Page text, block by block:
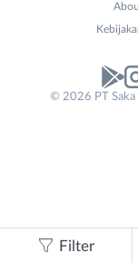
No. Telp /
Number *
Asisten
Sleman
Filter
© 2026 PT Saka